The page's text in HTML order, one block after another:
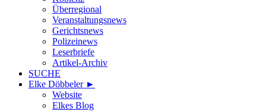
Überregional
Veranstaltungsnews
Gerichtsnews
Polizeinews
Leserbriefe
Artikel-Archiv
SUCHE
Elke Döbbeler ►
Website
Elkes Blog